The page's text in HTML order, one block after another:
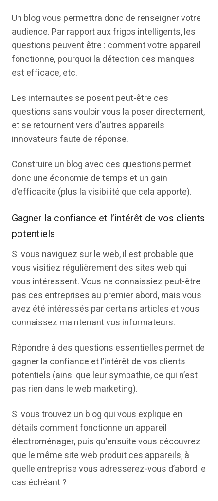
Un blog vous permettra donc de renseigner votre
audience. Par rapport aux frigos intelligents, les
questions peuvent être : comment votre appareil
fonctionne, pourquoi la détection des manques
est efficace, etc.
Les internautes se posent peut-être ces
questions sans vouloir vous la poser directement,
et se retournent vers d’autres appareils
innovateurs faute de réponse.
Construire un blog avec ces questions permet
donc une économie de temps et un gain
d’efficacité (plus la visibilité que cela apporte).
Gagner la confiance et l’intérêt de vos clients
potentiels
Si vous naviguez sur le web, il est probable que
vous visitiez régulièrement des sites web qui
vous intéressent. Vous ne connaissiez peut-être
pas ces entreprises au premier abord, mais vous
avez été intéressés par certains articles et vous
connaissez maintenant vos informateurs.
Répondre à des questions essentielles permet de
gagner la confiance et l’intérêt de vos clients
potentiels (ainsi que leur sympathie, ce qui n’est
pas rien dans le web marketing).
Si vous trouvez un blog qui vous explique en
détails comment fonctionne un appareil
électroménager, puis qu’ensuite vous découvrez
que le même site web produit ces appareils, à
quelle entreprise vous adresserez-vous d’abord le
cas échéant ?